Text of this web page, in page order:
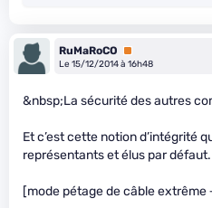
RuMaRoCO
Premium
Le 15/12/2014 à 16h48
&nbsp;La sécurité des autres
Et c’est cette notion d’intégrité
représentants et élus par défaut.
[mode pétage de câble extrême